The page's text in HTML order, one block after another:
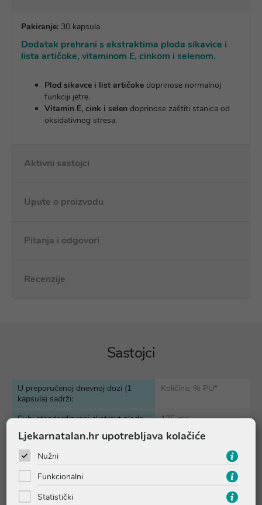
Pakiranje: 30 kapsula
Dodatak prehrani s ekstraktima ploda sikavice i
lista artičoke, vitaminom E, cinkom i selenom.
Plod sikavce i list artičoke doprinose normalnoj
funkciji jetre.
Vitamin E, cink i selen doprinose zaštiti stanica od
oksidativnog stresa.
Aktivni sastojci
Upute o proizvodu
Pitanja i odgovori
Recenzije
Sastojci
U preporučenoj dnevnoj dozi (1
kapsula) sadrži:
Količina; % PU*
Suhi standardizirani ekstrakt ploda
sikavice (
Silybum marianum
175 mg
od toga silimarin
Suhi ekstrakt lista artičoke (
scolymus) s najmanje 2% cinarina
Vitamin E (D-alfa-tokoferol) 15 mg α-TE; 125 %
Ljekarnatalan.hr upotrebljava kolačiće
Nužni
Funkcionalni
Statistički